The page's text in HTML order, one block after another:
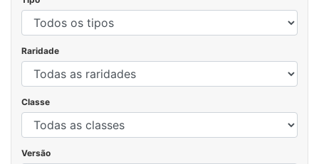
Raridade
Classe
Versão